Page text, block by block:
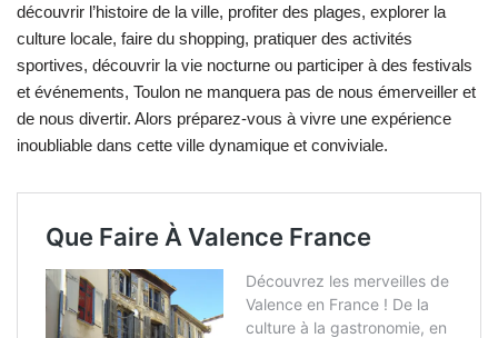
découvrir l’histoire de la ville, profiter des plages, explorer la
culture locale, faire du shopping, pratiquer des activités
sportives, découvrir la vie nocturne ou participer à des festivals
et événements, Toulon ne manquera pas de nous émerveiller et
de nous divertir. Alors préparez-vous à vivre une expérience
inoubliable dans cette ville dynamique et conviviale.